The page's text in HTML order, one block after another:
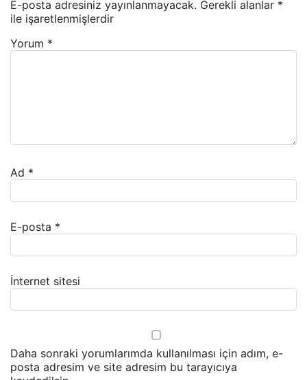
E-posta adresiniz yayınlanmayacak. Gerekli alanlar *
ile işaretlenmişlerdir
Yorum *
Ad *
E-posta *
İnternet sitesi
Daha sonraki yorumlarımda kullanılması için adım, e-
posta adresim ve site adresim bu tarayıcıya